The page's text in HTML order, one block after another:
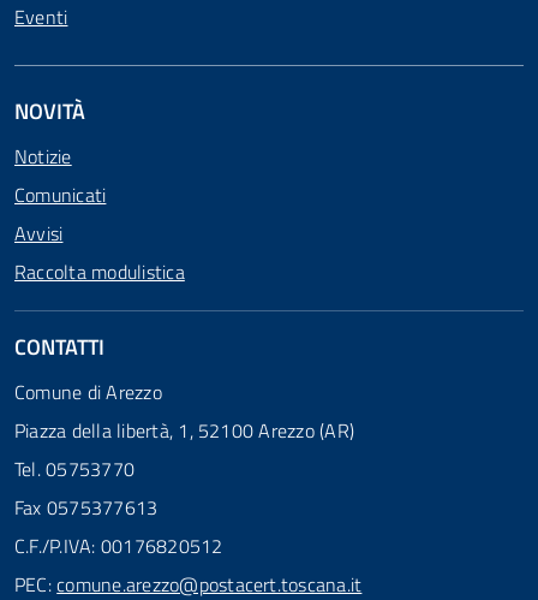
Eventi
NOVITÀ
Notizie
Comunicati
Avvisi
Raccolta modulistica
CONTATTI
Comune di Arezzo
Piazza della libertà, 1, 52100 Arezzo (AR)
Tel. 05753770
Fax 0575377613
C.F./P.IVA: 00176820512
PEC:comune.arezzo@postacert.toscana.it